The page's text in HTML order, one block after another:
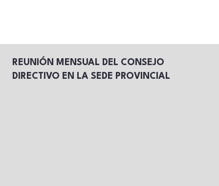
REUNIÓN MENSUAL DEL CONSEJO
DIRECTIVO EN LA SEDE PROVINCIAL